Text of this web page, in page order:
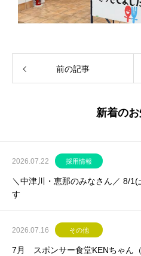
前の記事
新着の
2026.07.22 採用情報
＼中津川・恵那のみなさん／ 8/
す
2026.07.16 その他
7月 スポンサー食堂KENちゃん